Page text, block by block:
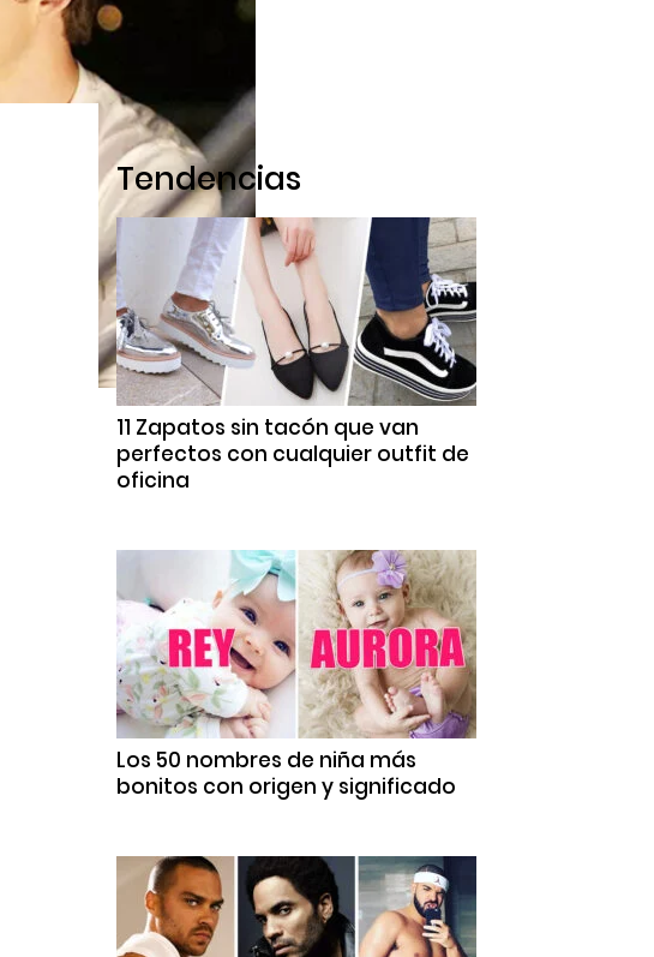
Tendencias
11 Zapatos sin tacón que van
perfectos con cualquier outfit de
oficina
Los 50 nombres de niña más
bonitos con origen y significado